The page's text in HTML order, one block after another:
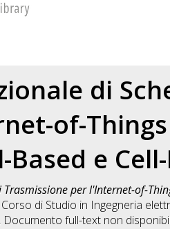
di
of-
e
per l'Internet-of-
di Studio in Ingegneria
, Documento full-text non